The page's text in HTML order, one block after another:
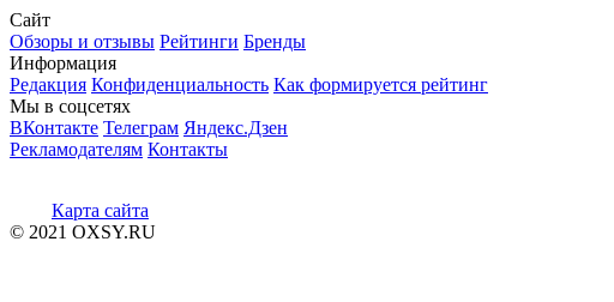
Сайт
Обзоры и отзывы Рейтинги Бренды
Информация
Редакция Конфиденциальность Как формируется рейтинг
Мы в соцсетях
ВКонтакте Телеграм Яндекс.Дзен
Рекламодателям Контакты
Карта сайта
© 2021 OXSY.RU